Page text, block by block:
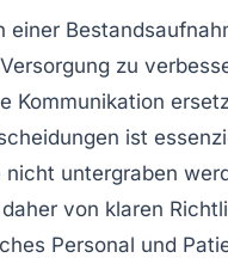
einer
zu
Kommunikation
ist
untergraben
von klaren
Personal und